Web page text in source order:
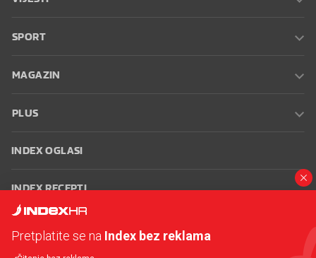
SPORT
MAGAZIN
PLUS
INDEX OGLASI
INDEX RECEPTI
Pretplatite se na Index bez reklama